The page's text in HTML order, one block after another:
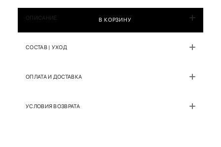
В КОРЗИНУ
ОПИСАНИЕ
СОСТАВ | УХОД
ОПЛАТА И ДОСТАВКА
УСЛОВИЯ ВОЗВРАТА